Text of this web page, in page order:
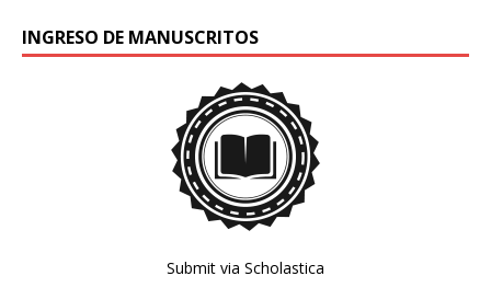
INGRESO DE MANUSCRITOS
Submit via Scholastica